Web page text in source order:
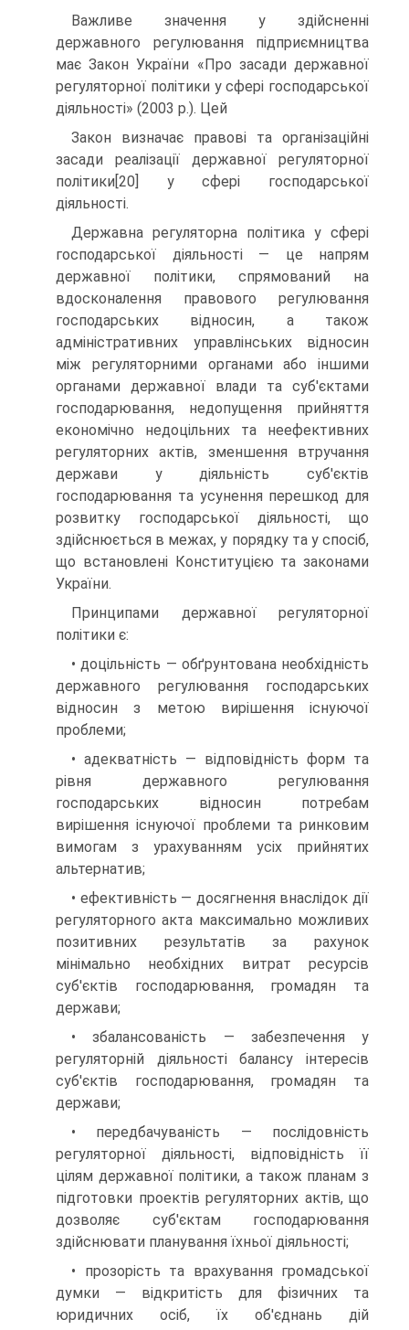
Важливе значення у здійсненні
державного регулювання підприємництва
має Закон України «Про засади державної
регуляторної політики у сфері господарської
діяльності» (2003 p.). Цей
Закон визначає правові та організаційні
засади реалізації державної регуляторної
політики[20] у сфері господарської
діяльності.
Державна регуляторна політика у сфері
господарської діяльності — це напрям
державної політики, спрямований на
вдосконалення правового регулювання
господарських відносин, а також
адміністративних управлінських відносин
між регуляторними органами або іншими
органами державної влади та суб'єктами
господарювання, недопущення прийняття
економічно недоцільних та неефективних
регуляторних актів, зменшення втручання
держави у діяльність суб'єктів
господарювання та усунення перешкод для
розвитку господарської діяльності, що
здійснюється в межах, у порядку та у спосіб,
що встановлені Конституцією та законами
України.
Принципами державної регуляторної
політики є:
• доцільність — обґрунтована необхідність
державного регулювання господарських
відносин з метою вирішення існуючої
проблеми;
• адекватність — відповідність форм та
рівня державного регулювання
господарських відносин потребам
вирішення існуючої проблеми та ринковим
вимогам з урахуванням усіх прийнятих
альтернатив;
• ефективність — досягнення внаслідок дії
регуляторного акта максимально можливих
позитивних результатів за рахунок
мінімально необхідних витрат ресурсів
суб'єктів господарювання, громадян та
держави;
• збалансованість — забезпечення у
регуляторній діяльності балансу інтересів
суб'єктів господарювання, громадян та
держави;
• передбачуваність — послідовність
регуляторної діяльності, відповідність її
цілям державної політики, а також планам з
підготовки проектів регуляторних актів, що
дозволяє суб'єктам господарювання
здійснювати планування їхньої діяльності;
• прозорість та врахування громадської
думки — відкритість для фізичних та
юридичних осіб, їх об'єднань дій